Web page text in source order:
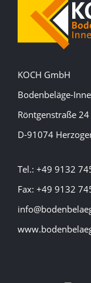
KOCH GmbH
Bodenbeläge-
Röntgenstraße 24
D-91074
Tel.: +49 9132
Fax: +49 9132